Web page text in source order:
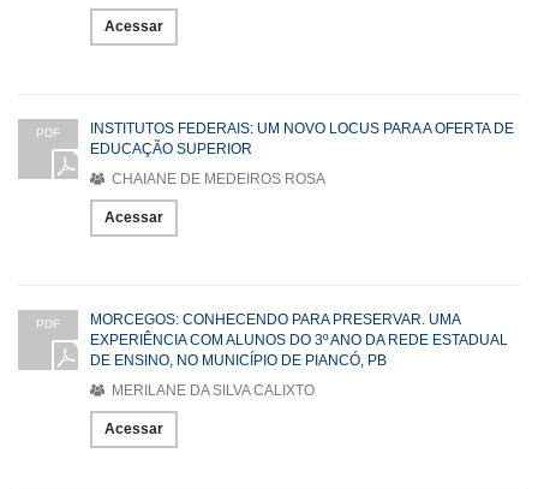
Acessar
PDF
INSTITUTOS FEDERAIS: UM NOVO LOCUS PARA A OFERTA DE
EDUCAÇÃO SUPERIOR
CHAIANE DE MEDEIROS ROSA
Acessar
PDF
MORCEGOS: CONHECENDO PARA PRESERVAR. UMA
EXPERIÊNCIA COM ALUNOS DO 3º ANO DA REDE ESTADUAL
DE ENSINO, NO MUNICÍPIO DE PIANCÓ, PB
MERILANE DA SILVA CALIXTO
Acessar